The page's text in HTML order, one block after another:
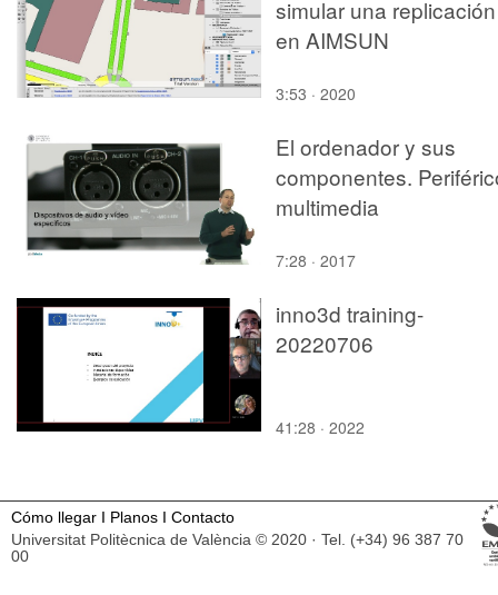
simular una replicación
en AIMSUN
3:53 · 2020
El ordenador y sus
componentes.
multimedia
7:28 · 2017
inno3d training-
20220706
41:28 · 2022
Cómo llegar I Planos I Contacto
Universitat Politècnica de València © 2020 · Tel. (+34) 96 387 70
00